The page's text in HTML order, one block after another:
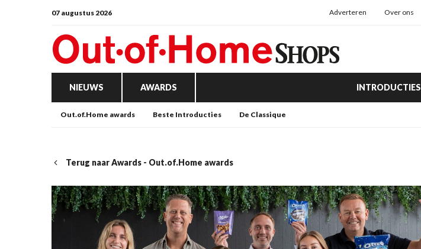
07 augustus 2026 Adverteren Over ons
NIEUWS AWARDS INTRODUCTIES
Out.of.Home awards Beste Introducties De Classique
Terug naar Awards - Out.of.Home awards